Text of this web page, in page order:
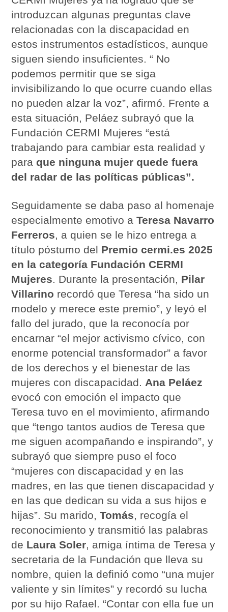
introduzcan algunas preguntas clave
relacionadas con la discapacidad en
estos instrumentos estadísticos, aunque
siguen siendo insuficientes. “ No
podemos permitir que se siga
invisibilizando lo que ocurre cuando ellas
no pueden alzar la voz”, afirmó. Frente a
esta situación, Peláez subrayó que la
Fundación CERMI Mujeres “está
trabajando para cambiar esta realidad y
para que ninguna mujer quede fuera
del radar de las políticas públicas”.
Seguidamente se daba paso al homenaje
especialmente emotivo aTeresa Navarro
Ferreros, a quien se le hizo entrega a
título póstumo del Premio cermi.es 2025
en la categoría Fundación CERMI
Mujeres. Durante la presentación, Pilar
Villarino recordó que Teresa “ha sido un
modelo y merece este premio”, y leyó el
fallo del jurado, que la reconocía por
encarnar “el mejor activismo cívico, con
enorme potencial transformador” a favor
de los derechos y el bienestar de las
mujeres con discapacidad. Ana Peláez
evocó con emoción el impacto que
Teresa tuvo en el movimiento, afirmando
que “tengo tantos audios de Teresa que
me siguen acompañando e inspirando”, y
subrayó que siempre puso el foco
“mujeres con discapacidad y en las
madres, en las que tienen discapacidad y
en las que dedican su vida a sus hijos e
hijas”. Su marido,Tomás, recogía el
reconocimiento y transmitió las palabras
de Laura Soler, amiga íntima de Teresa y
secretaria de la Fundación que lleva su
nombre, quien la definió como “una mujer
valiente y sin límites” y recordó su lucha
por su hijo Rafael. “Contar con ella fue un